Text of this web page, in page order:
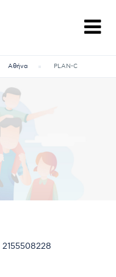
Αθήνα PLAN-C
2155508228